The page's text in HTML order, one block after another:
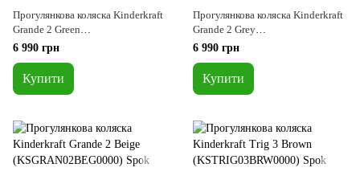
Прогулянкова коляска Kinderkraft
Grande 2 Green
(KSGRAN02GRE0000)
6 990 грн
Купити
Прогулянкова коляска Kinderkraft
Grande 2 Grey
(KSGRAN02GRY0000)
6 990 грн
Купити